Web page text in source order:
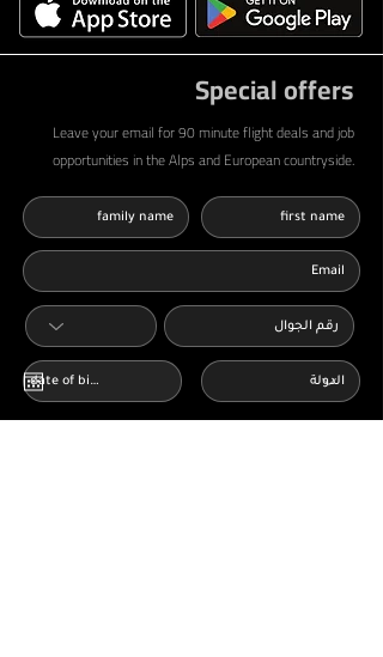
Special offers
Leave your email for 90 minute flight deals and job
opportunities in the Alps and European countryside.